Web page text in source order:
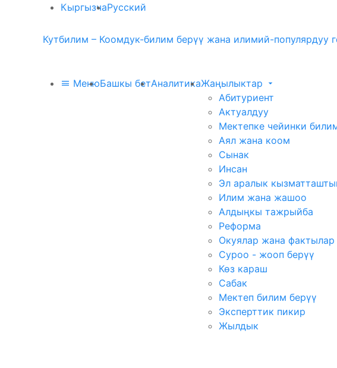
КыргызчаРусский
Кутбилим – Коомдук-билим берүү жана илимий-популярдуу
МенюБашкы бетАналитикаЖаңылыктар
Абитуриент
Актуалдуу
Мектепке чейинки
Аял жана коом
Сынак
Инсан
Эл аралык
Илим жана жашоо
Алдыңкы тажрыйба
Реформа
Окуялар жана фактылар
Суроо - жооп берүү
Көз караш
Сабак
Мектеп билим берүү
Эксперттик пикир
Жылдык